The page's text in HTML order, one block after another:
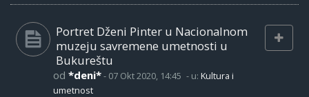
Portret Dženi Pinter u Nacionalnom
muzeju savremene umetnosti u
Bukureštu
od *deni*- 07 Okt 2020, 14:45 - u: Kultura i
umetnost